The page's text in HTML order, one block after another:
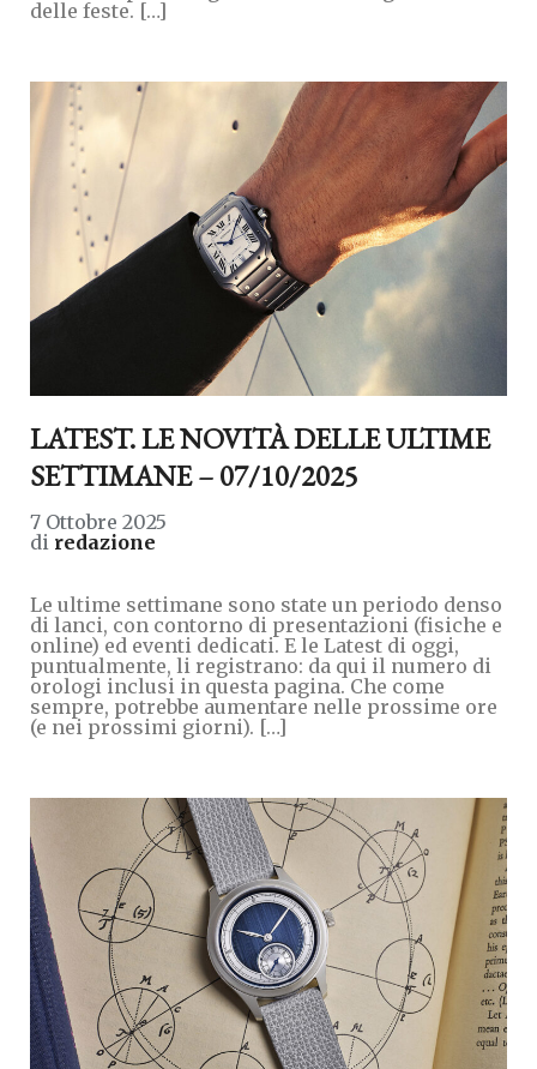
delle feste. […]
LATEST. LE NOVITÀ DELLE ULTIME
SETTIMANE – 07/10/2025
7 Ottobre 2025
di redazione
Le ultime settimane sono state un periodo denso
di lanci, con contorno di presentazioni (fisiche e
online) ed eventi dedicati. E le Latest di oggi,
puntualmente, li registrano: da qui il numero di
orologi inclusi in questa pagina. Che come
sempre, potrebbe aumentare nelle prossime ore
(e nei prossimi giorni). […]